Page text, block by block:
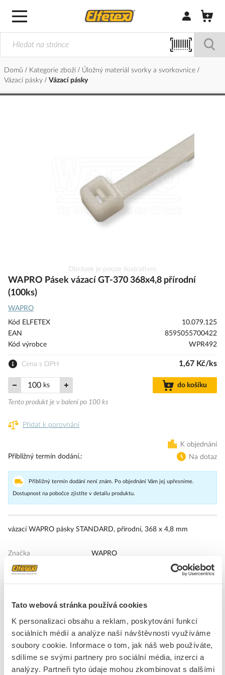
Tato webová stránka používá cookies
K personalizaci obsahu a reklam, poskytování funkcí
sociálních médií a analýze naší návštěvnosti využíváme
soubory cookie. Informace o tom, jak náš web používáte,
sdílíme se svými partnery pro sociální média, inzerci a
analýzy. Partneři tyto údaje mohou zkombinovat s dalšími
Přihlásit/
Domů Kategorie zboží
Úložný materiál svorky a svorkovnice
Vázací pásky
Vázací pásky
na
začátek
galerie
s
obrázky
Obrázek je pouze ilustrativní.
WAPRO Pásek vázací GT-370 368x4,8 přírodní
(100ks)
WAPRO
Kód ELFETEX
10.079.125
EAN
8595055700422
Kód výrobce
WPR492
Cena s DPH 1,67 Kč/ks
ks do košíku
Tento produkt je v balení po 100 ks
Přidat k porovnání
K objednání
Přibližný termín dodání.
Na dotaz
Přibližný termín dodání není znám. Po objednání Vám jej upřesníme.
Dostupnost na pobočce zjistíte v detailu produktu.
vázací WAPRO pásky STANDARD, přírodní, 368 x 4,8 mm
Značka WAPRO
Tloušťka pásu
1,5 mm
Min. přídržná síla
Provedení
Vnitřní ozubení